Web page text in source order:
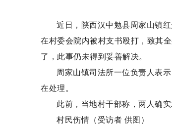
近日，陕西汉中勉县周家山镇
在村委会院内被村支书殴打，致其
了，此事仍未得到妥善解决。
周家山镇司法所一位负责人表
在处理。
此前，当地村干部称，两人确
村民伤情（受访者 供图）